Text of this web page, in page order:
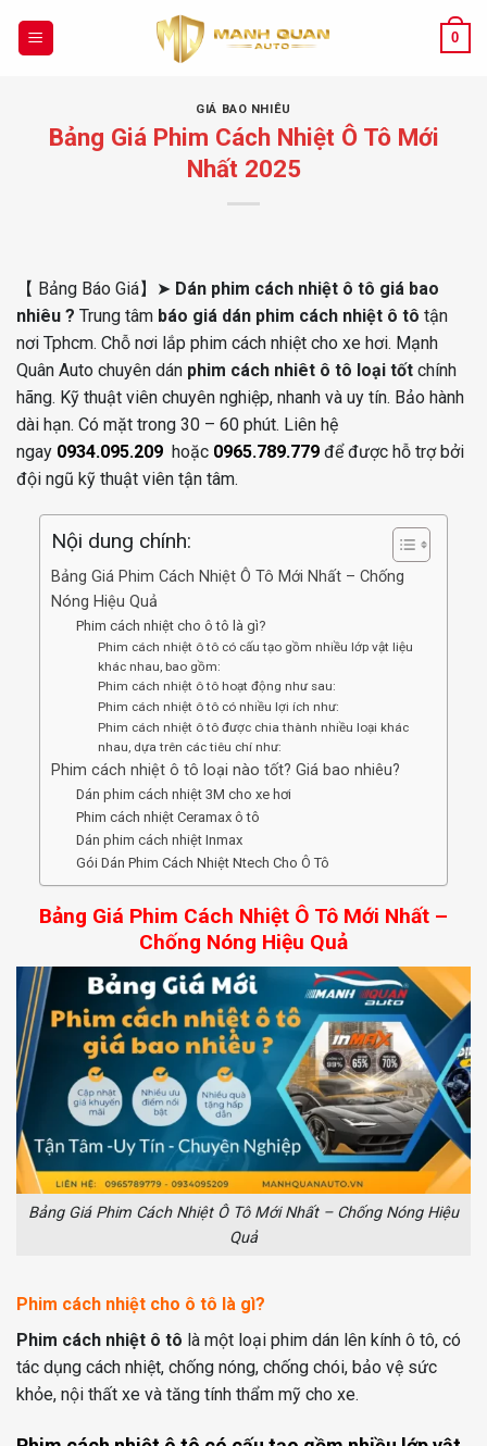
0
GIÁ BAO NHIÊU
Bảng Giá Phim Cách Nhiệt Ô Tô Mới
Nhất 2025
【 Bảng Báo Giá】➤ Dán phim cách nhiệt ô tô giá bao
nhiêu ? Trung tâm báo giá dán phim cách nhiệt ô tô tận
nơi Tphcm. Chỗ nơi lắp phim cách nhiệt cho xe hơi. Mạnh
Quân Auto chuyên dán phim cách nhiêt ô tô loại tốt chính
hãng. Kỹ thuật viên chuyên nghiệp, nhanh và uy tín. Bảo hành
dài hạn. Có mặt trong 30 – 60 phút. Liên hệ
ngay 0934.095.209 hoặc 0965.789.779 để được hỗ trợ bởi
đội ngũ kỹ thuật viên tận tâm.
Nội dung chính:
Bảng Giá Phim Cách Nhiệt Ô Tô Mới Nhất – Chống
Nóng Hiệu Quả
Phim cách nhiệt cho ô tô là gì?
Phim cách nhiệt ô tô có cấu tạo gồm nhiều lớp vật liệu
khác nhau, bao gồm:
Phim cách nhiệt ô tô hoạt động như sau:
Phim cách nhiệt ô tô có nhiều lợi ích như:
Phim cách nhiệt ô tô được chia thành nhiều loại khác
nhau, dựa trên các tiêu chí như:
Phim cách nhiệt ô tô loại nào tốt? Giá bao nhiêu?
Dán phim cách nhiệt 3M cho xe hơi
Phim cách nhiệt Ceramax ô tô
Dán phim cách nhiệt Inmax
Gói Dán Phim Cách Nhiệt Ntech Cho Ô Tô
Bảng Giá Phim Cách Nhiệt Ô Tô Mới Nhất –
Chống Nóng Hiệu Quả
Bảng Giá Phim Cách Nhiệt Ô Tô Mới Nhất – Chống Nóng Hiệu
Quả
Phim cách nhiệt cho ô tô là gì?
Phim cách nhiệt ô tô là một loại phim dán lên kính ô tô, có
tác dụng cách nhiệt, chống nóng, chống chói, bảo vệ sức
khỏe, nội thất xe và tăng tính thẩm mỹ cho xe.